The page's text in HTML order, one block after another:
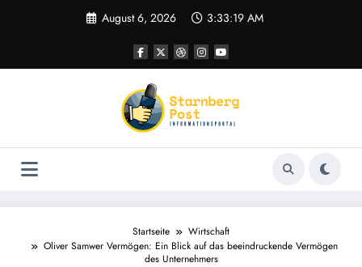
August 6, 2026 3:33:20 AM
Startseite
Wirtschaft
Oliver Samwer Vermögen: Ein Blick auf das beeindruckende Vermögen
des Unternehmers